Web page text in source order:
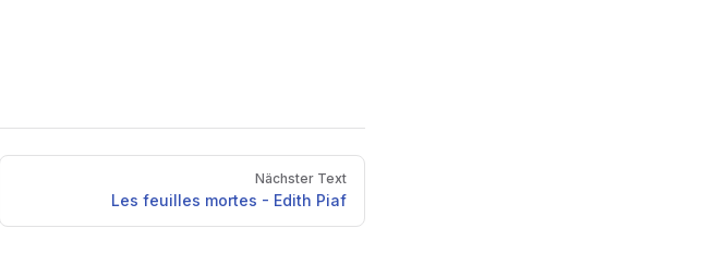
Nächster Text
Les feuilles mortes - Edith Piaf